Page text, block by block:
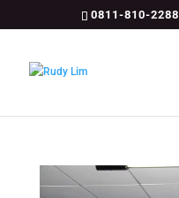
0811-810-2288